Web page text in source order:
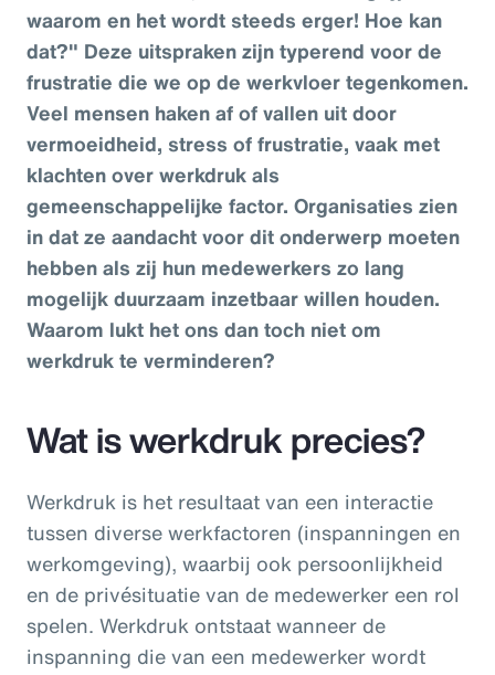
waarom en het wordt steeds erger! Hoe kan
dat?" Deze uitspraken zijn typerend voor de
frustratie die we op de werkvloer tegenkomen.
Veel mensen haken af of vallen uit door
vermoeidheid, stress of frustratie, vaak met
klachten over werkdruk als
gemeenschappelijke factor. Organisaties zien
in dat ze aandacht voor dit onderwerp moeten
hebben als zij hun medewerkers zo lang
mogelijk duurzaam inzetbaar willen houden.
Waarom lukt het ons dan toch niet om
werkdruk te verminderen?
Wat is werkdruk precies?
Werkdruk is het resultaat van een interactie
tussen diverse werkfactoren (inspanningen en
werkomgeving), waarbij ook persoonlijkheid
en de privésituatie van de medewerker een rol
spelen. Werkdruk ontstaat wanneer de
inspanning die van een medewerker wordt